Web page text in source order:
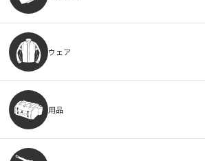
ウェア
用品